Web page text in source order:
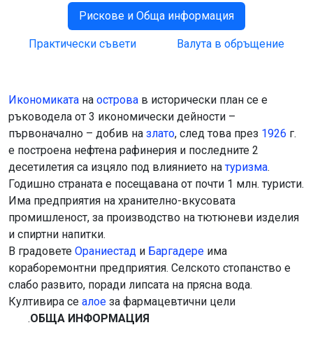
Рискове и Обща информация
Практически съвети Валута в обръщение
Икономиката на острова в исторически план се е
ръководела от 3 икономически дейности –
първоначално – добив на злато, след това през 1926 г.
е построена нефтена рафинерия и последните 2
десетилетия са изцяло под влиянието на туризма.
Годишно страната е посещавана от почти 1 млн. туристи.
Има предприятия на хранително-вкусовата
промишленост, за производство на тютюневи изделия
и спиртни напитки.
В градовете Ораниестад и Баргадере има
кораборемонтни предприятия. Селското стопанство е
слабо развито, поради липсата на прясна вода.
Култивира се алое за фармацевтични цели
.ОБЩА ИНФОРМАЦИЯ